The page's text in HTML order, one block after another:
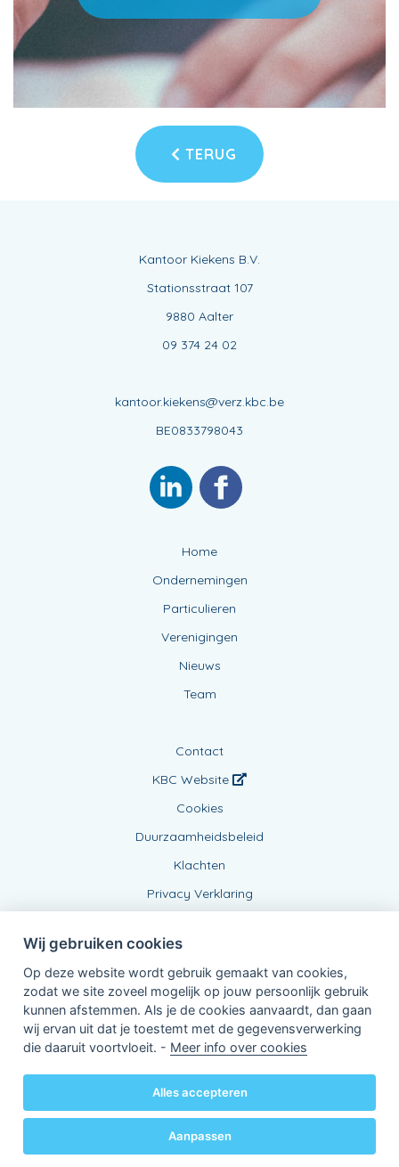
TERUG
Kantoor Kiekens B.V.
Stationsstraat 107
9880 Aalter
09 374 24 02
kantoor.kiekens@verz.kbc.be
BE0833798043
Home
Ondernemingen
Particulieren
Verenigingen
Nieuws
Team
Contact
KBC Website
Cookies
Duurzaamheidsbeleid
Klachten
Privacy Verklaring
Verbonden Agent, BE0833798043
van KBC Verzekeringen nv
3000 Leuven - Belgie
BTW BE 0403.552.563 - RPR Leuven
Powered byKBC-Agent(versie 3.21.0)
© 2026 alle rechten voorbehouden
Wij gebruiken cookies
Op deze website wordt gebruik gemaakt van cookies,
zodat we site zoveel mogelijk op jouw persoonlijk gebruik
kunnen afstemmen. Als je de cookies aanvaardt, dan gaan
wij ervan uit dat je toestemt met de gegevensverwerking
die daaruit voortvloeit. - Meer info over cookies
Alles accepteren
Aanpassen